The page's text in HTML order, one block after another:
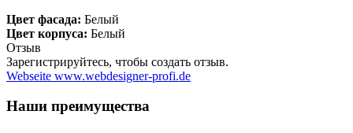
Цвет фасада: Белый
Цвет корпуса: Белый
Отзыв
Зарегистрируйтесь, чтобы создать отзыв.
Webseite www.webdesigner-profi.de
Наши преимущества